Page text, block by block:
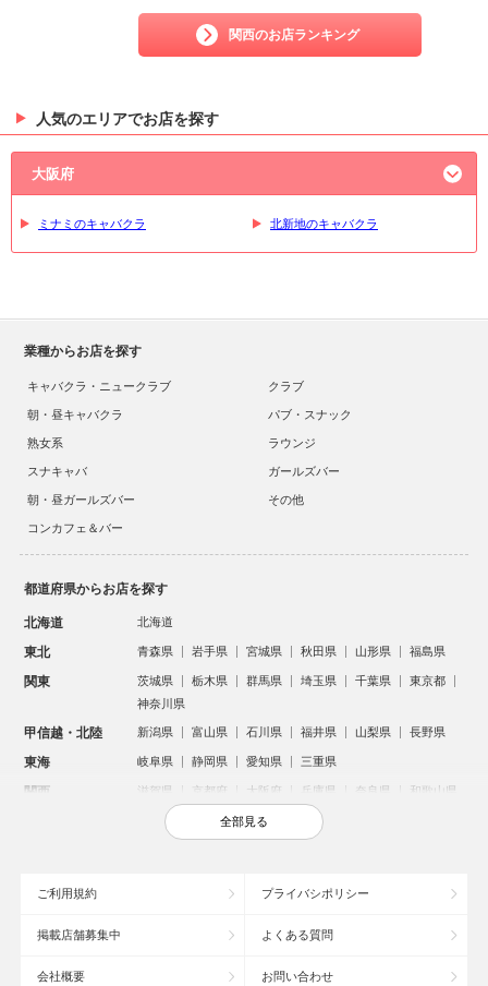
関西のお店ランキング
人気のエリアでお店を探す
大阪府
ミナミのキャバクラ 北新地のキャバクラ
業種からお店を探す
キャバクラ・ニュークラブ
クラブ
朝・昼キャバクラ
パブ・スナック
熟女系
ラウンジ
スナキャバ
ガールズバー
朝・昼ガールズバー
その他
コンカフェ＆バー
都道府県からお店を探す
北海道 北海道
東北 青森県 岩手県 宮城県 秋田県 山形県 福島県
関東 茨城県 栃木県 群馬県 埼玉県 千葉県
東京都
神奈川県
甲信越・北陸 新潟県 富山県 石川県 福井県 山梨県 長野県
東海 岐阜県 静岡県 愛知県 三重県
関西 滋賀県 京都府 大阪府 兵庫県 奈良県 和歌山県
鳥取県 島根県 岡山県 広島県
沖縄県
全部見る
ご利用規約 プライバシポリシー
掲載店舗募集中 よくある質問
会社概要 お問い合わせ